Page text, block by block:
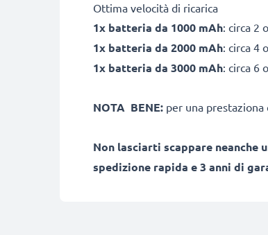
Ottima velocità di ricarica
1x batteria da 1000 mAh: circa 2
1x batteria da 2000 mAh: circa 4
1x batteria da 3000 mAh: circa 6
NOTA BENE: per una
Non lasciarti scappare neanche
spedizione rapida e 3 anni di